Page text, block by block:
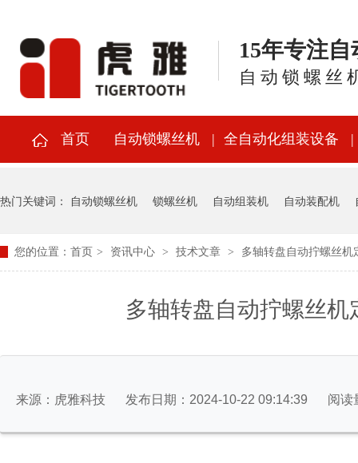
15年专注
自动锁螺丝
首页 自动锁螺丝机 全自动化组装设备
热门关键词： 自动锁螺丝机 锁螺丝机 自动组装机 自动装配机
您的位置： 首页 > 资讯中心 > 技术文章 > 多轴转盘自动拧螺丝
多轴转盘自动拧螺丝
来源：虎雅科技 发布日期：2024-10-22 09:14:39 阅读